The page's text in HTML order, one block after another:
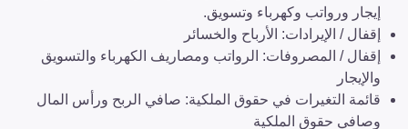
إيجار ورواتب وكهرباء وتسويق.
إقفال / الإيرادات: الأرباح والخسائر
إقفال / المصروفات: الرواتب ومصاريف الكهرباء والتسويق
والإيجار
قائمة التغيرات في حقوق الملكية: صافي الربح ورأس المال
وصافي حقوق الملكية